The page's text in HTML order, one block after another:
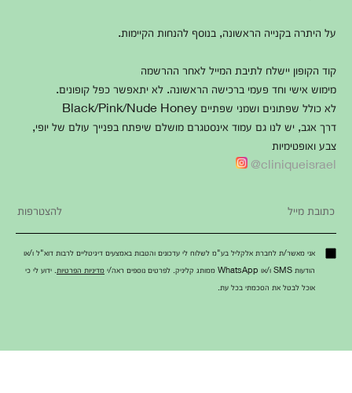
על היתרה בקנייה הראשונה, בנוסף להנחות הקיימות.
קוד הקופון יישלח לתיבת המייל לאחר ההרשמה
מימוש אישי וחד פעמי ברכישה הראשונה. לא יתאפשר כפל קופונים.
לא כולל שפתונים ושמני שפתיים Black/Pink/Nude Honey
דרך אגב, יש לנו גם עמוד אינסטגרם מושלם שיפתח בפנייך עולם של יופי,
צבע ואופטימיות
cliniqueisrael@
אני מאשר/ת לחברת אלקליל בע"מ לשלוח לי עדכונים והטבות באמצעים דיגיטליים לרבות דוא"ל ו/או
הודעות SMS ו/או WhatsApp ממותג קליניק. לפרטים נוספים ראה/י
מדיניות הפרטיות . ידוע לי כי
אוכל לבטל את הסכמתי בכל עת.